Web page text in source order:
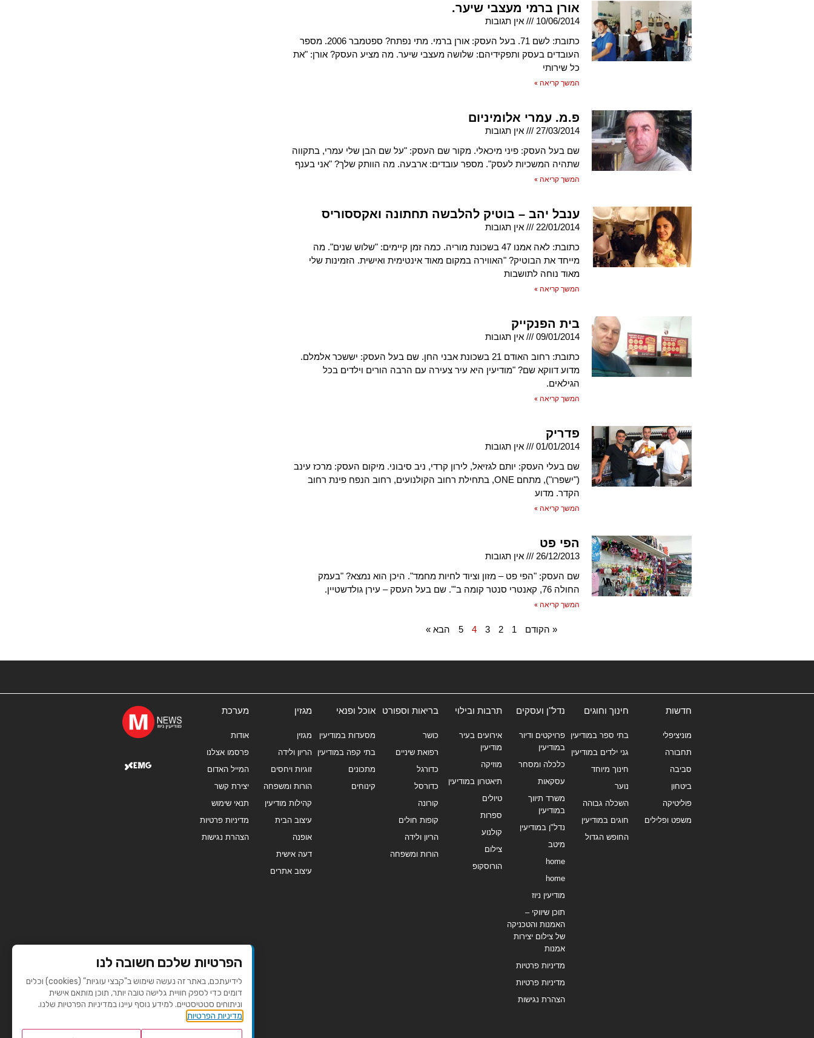
אורן ברמי מעצבי שיער.
10/06/2014
אין תגובות
כתובת: לשם 71. בעל העסק: אורן ברמי. מתי נפתח? ספטמבר 2006. מספר
העובדים בעסק ותפקידיהם: שלושה מעצבי שיער. מה מציע העסק? אורן: "את
כל שירותי
המשך קריאה »
פ.מ. עמרי אלומיניום
27/03/2014
אין תגובות
שם בעל העסק: פיני מיכאלי. מקור שם העסק: "על שם הבן שלי עמרי, בתקווה
שתהיה המשכיות לעסק". מספר עובדים: ארבעה. מה הוותק שלך? "אני בענף
המשך קריאה »
ענבל יהב – בוטיק להלבשה תחתונה ואקססוריס
22/01/2014
אין תגובות
כתובת: לאה אמנו 47 בשכונת מוריה. כמה זמן קיימים: "שלוש שנים". מה
מייחד את הבוטיק? "האווירה במקום מאוד אינטימית ואישית. הזמינות שלי
מאוד נוחה לתושבות
המשך קריאה »
בית הפנקייק
09/01/2014
אין תגובות
כתובת: רחוב האודם 21 בשכונת אבני החן. שם בעל העסק: יששכר אלמלם.
מדוע דווקא שם? "מודיעין היא עיר צעירה עם הרבה הורים וילדים בכל
הגילאים.
המשך קריאה »
פדריק
01/01/2014
אין תגובות
שם בעלי העסק: יותם לגזיאל, לירון קרדי, ניב סיבוני. מיקום העסק: מרכז עינב
("ישפרו"), מתחם ONE, בתחילת רחוב הקולנועים, רחוב הנפח פינת רחוב
הקדר. מדוע
המשך קריאה »
הפי פט
26/12/2013
אין תגובות
שם העסק: "הפי פט – מזון וציוד לחיות מחמד". היכן הוא נמצא? "בעמק
החולה 76, קאנטרי סנטר קומה ב'". שם בעל העסק – עירן גולדשטיין.
המשך קריאה »
« הקודם 1
2
3
4
5 הבא »
חדשות
מוניציפלי
תחבורה
סביבה
ביטחון
פוליטיקה
משפט ופלילים
חינוך וחוגים
בתי ספר במודיעין
גני ילדים במודיעין
חינוך מיוחד
נוער
השכלה גבוהה
חוגים במודיעין
החופש הגדול
נדל"ן ועסקים
פרויקטים ודיור
במודיעין
כלכלה ומסחר
עסקאות
משרד תיווך
במודיעין
נדל"ן במודיעין
מיטב
home
home
מודיעין ניוז
תוכן שיווקי –
האמנות והטכניקה
של צילום יצירות
אמנות
מדיניות פרטיות
מדיניות פרטיות
הצהרת נגישות
תרבות ובילוי
אירועים בעיר
מודיעין
מוזיקה
תיאטרון במודיעין
טיולים
ספרות
קולנוע
צילום
הורוסקופ
בריאות וספורט
כושר
רפואת שיניים
כדורגל
כדורסל
קורונה
קופות חולים
הריון ולידה
הורות ומשפחה
אוכל ופנאי
מסעדות במודיעין
בתי קפה במודיעין
מתכונים
קינוחים
מגזין
מגזין
הריון ולידה
זוגיות ויחסים
הורות ומשפחה
קהילות מודיעין
עיצוב הבית
אופנה
דעה אישית
עיצוב אתרים
מערכת
אודות
פרסמו אצלנו
המייל האדום
יצירת קשר
תנאי שימוש
מדיניות פרטיות
הצהרת נגישות
הפרטיות שלכם חשובה לנו
לידיעתכם, באתר זה נעשה שימוש ב"קבצי עוגיות" (cookies) וכלים
דומים כדי לספק חוויית גלישה טובה יותר, תוכן מותאם אישית
וניתוחים סטטיסטיים. למידע נוסף עיינו במדיניות הפרטיות שלנו.
מדיניות הפרטיות